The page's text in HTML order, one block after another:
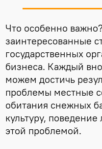
Что особенно
заинтересованные
государственных
бизнеса. Каждый
можем достичь
проблемы местные
обитания снежных
культуру,
этой проблемой.